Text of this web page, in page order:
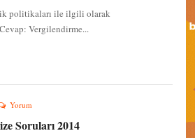
politikaları ile ilgili olarak
Vergilendirme...
Yorum
Soruları 2014